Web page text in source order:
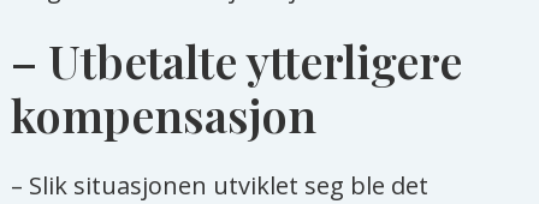
– Utbetalte ytterligere
kompensasjon
– Slik situasjonen utviklet seg ble det